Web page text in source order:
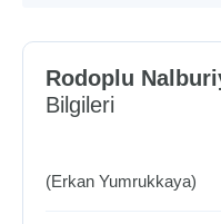
Rodoplu
Bilgileri
(Erkan Yumrukkaya)